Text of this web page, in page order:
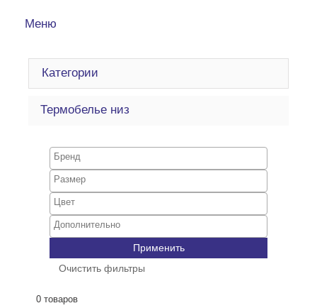
Меню
Категории
Термобелье низ
Применить
Очистить фильтры
0 товаров